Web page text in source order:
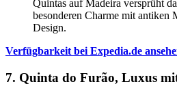
Quintas auf Madeira versprüht
besonderen Charme mit antiken
Design.
Verfügbarkeit bei Expedia.de
7. Quinta do Furão, Luxus